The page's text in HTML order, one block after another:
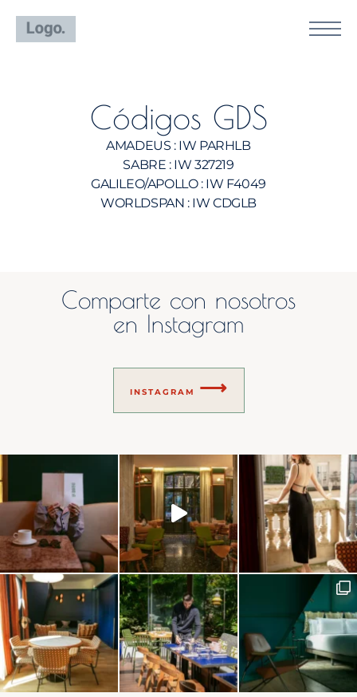
Códigos GDS
AMADEUS : IW PARHLB
SABRE : IW 327219
GALILEO/APOLLO : IW F4049
WORLDSPAN : IW CDGLB
Comparte con nosotros
en Instagram
INSTAGRAM ⟶